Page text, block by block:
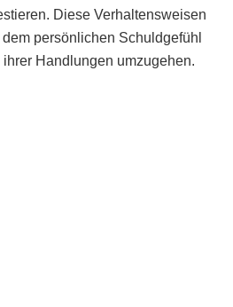
Diese Verhaltensweisen
persönlichen Schuldgefühl
Handlungen umzugehen.